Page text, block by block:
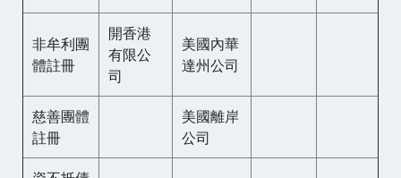
非牟利團
體註冊
開香港
有限公
司
美國內華
達州公司
慈善團體
註冊
美國離岸
公司